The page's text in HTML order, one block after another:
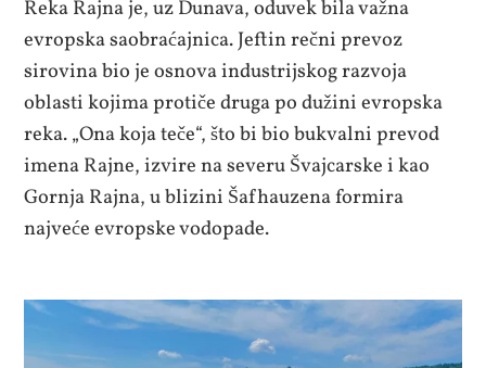
Reka Rajna je, uz Dunava, oduvek bila važna
evropska saobraćajnica. Jeftin rečni prevoz
sirovina bio je osnova industrijskog razvoja
oblasti kojima protiče druga po dužini evropska
reka. „Ona koja teče“, što bi bio bukvalni prevod
imena Rajne, izvire na severu Švajcarske i kao
Gornja Rajna, u blizini Šafhauzena formira
najveće evropske vodopade.